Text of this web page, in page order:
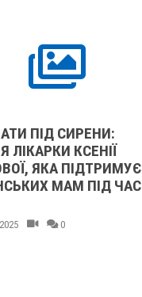
ПІД СИРЕНИ:
ЛІКАРКИ КСЕНІЇ
ЯКА ПІДТРИМУЄ
МАМ ПІД ЧАС
0